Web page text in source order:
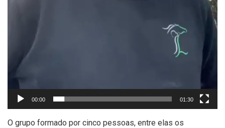
00:00 01:30
O grupo formado por cinco pessoas, entre elas os